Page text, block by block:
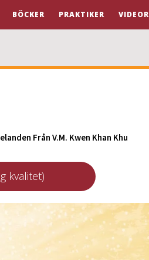
BÖCKER PRAKTIKER VIDEOR
Från V.M. Kwen Khan Khu
kvalitet)